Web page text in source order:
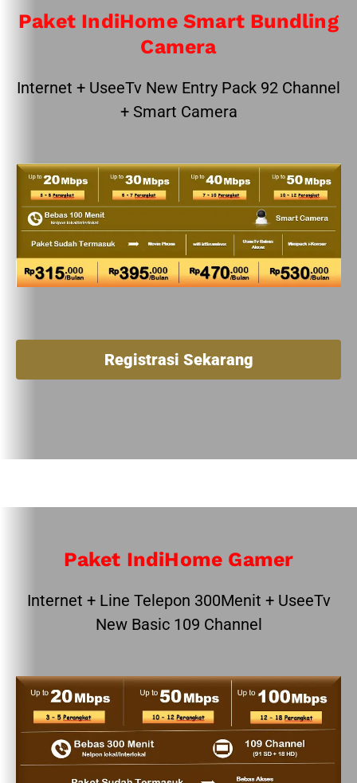
Paket IndiHome Smart Bundling
Camera
Internet + UseeTv New Entry Pack 92 Channel
+ Smart Camera
Registrasi Sekarang
Paket IndiHome Gamer
Internet + Line Telepon 300Menit + UseeTv
New Basic 109 Channel